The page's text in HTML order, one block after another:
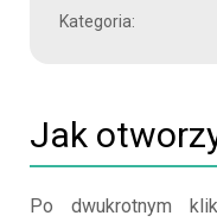
Kategoria:
Jak
Po dwukrotnym